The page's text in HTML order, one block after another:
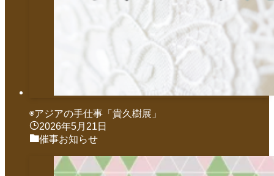
◉アジアの手仕事「貴久樹展」
2026年5月21日
催事お知らせ